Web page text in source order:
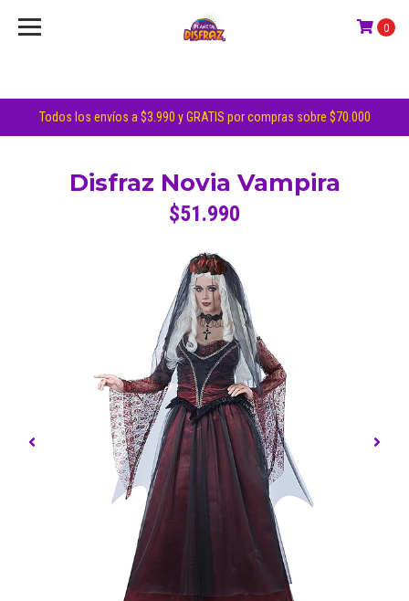
Todos los envíos a $3.990 y GRATIS por compras sobre $70.000
0
Disfraz Novia Vampira
$51.990